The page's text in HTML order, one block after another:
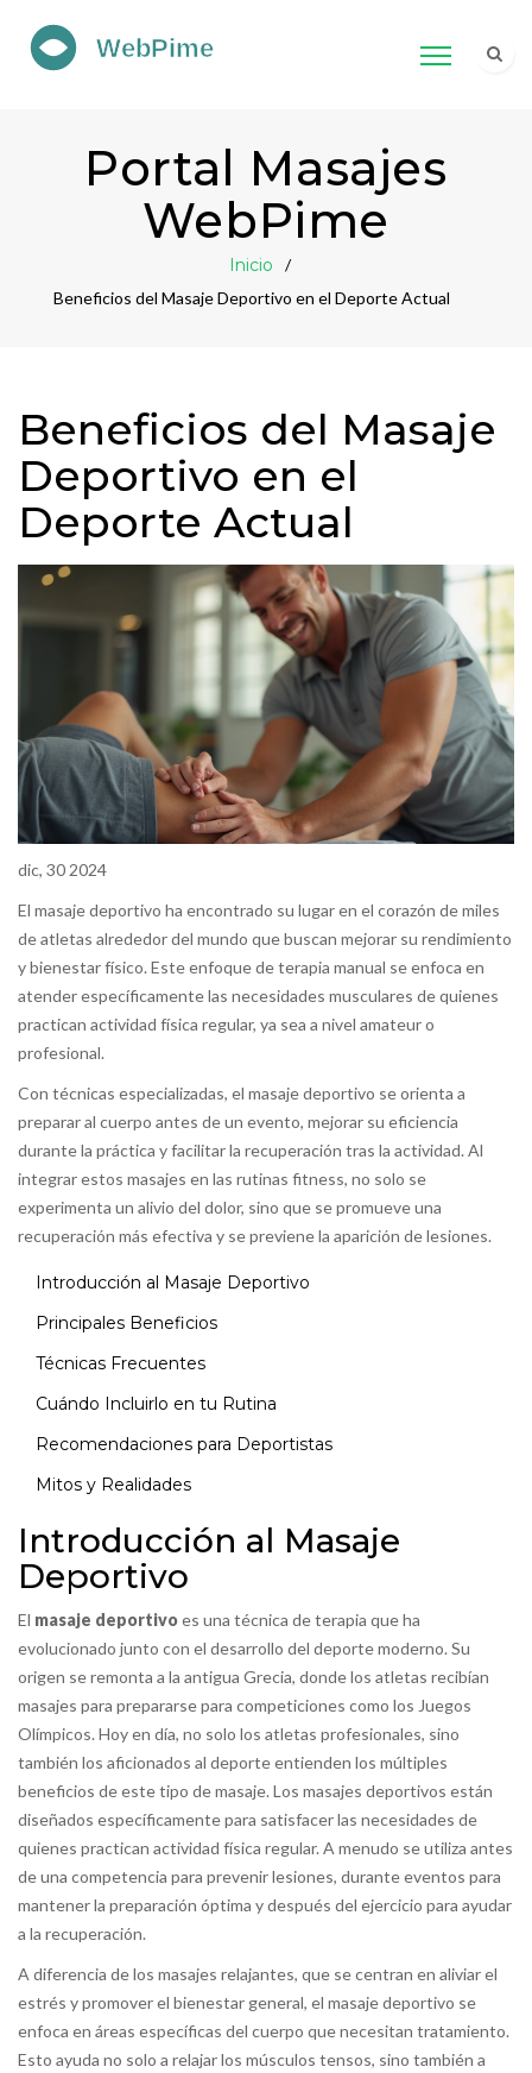
Portal Masajes
WebPime
Inicio
Beneficios del Masaje Deportivo en el Deporte Actual
Beneficios del Masaje
Deportivo en el
Deporte Actual
dic, 30 2024
El masaje deportivo ha encontrado su lugar en el corazón de miles
de atletas alrededor del mundo que buscan mejorar su rendimiento
y bienestar físico. Este enfoque de terapia manual se enfoca en
atender específicamente las necesidades musculares de quienes
practican actividad física regular, ya sea a nivel amateur o
profesional.
Con técnicas especializadas, el masaje deportivo se orienta a
preparar al cuerpo antes de un evento, mejorar su eficiencia
durante la práctica y facilitar la recuperación tras la actividad. Al
integrar estos masajes en las rutinas fitness, no solo se
experimenta un alivio del dolor, sino que se promueve una
recuperación más efectiva y se previene la aparición de lesiones.
Introducción al Masaje Deportivo
Principales Beneficios
Técnicas Frecuentes
Cuándo Incluirlo en tu Rutina
Recomendaciones para Deportistas
Mitos y Realidades
Introducción al Masaje
Deportivo
El masaje deportivoes una técnica de terapia que ha
evolucionado junto con el desarrollo del deporte moderno. Su
origen se remonta a la antigua Grecia, donde los atletas recibían
masajes para prepararse para competiciones como los Juegos
Olímpicos. Hoy en día, no solo los atletas profesionales, sino
también los aficionados al deporte entienden los múltiples
beneficios de este tipo de masaje. Los masajes deportivos están
diseñados específicamente para satisfacer las necesidades de
quienes practican actividad física regular. A menudo se utiliza antes
de una competencia para prevenir lesiones, durante eventos para
mantener la preparación óptima y después del ejercicio para ayudar
a la recuperación.
A diferencia de los masajes relajantes, que se centran en aliviar el
estrés y promover el bienestar general, el masaje deportivo se
enfoca en áreas específicas del cuerpo que necesitan tratamiento.
Esto ayuda no solo a relajar los músculos tensos, sino también a